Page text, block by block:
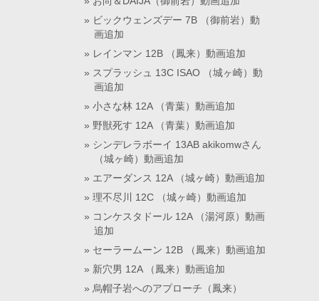
ビックウェンズデー 7B （御前岩）動
画追加
レインマン 12B （鳳来）動画追加
スプラッシュ 13C ISAO （城ヶ崎）動
画追加
小さな林 12A （青葉）動画追加
野獣死す 12A （青葉）動画追加
シンデレラボーイ 13AB akikomwさん
（城ヶ崎）動画追加
エアーダンス 12A （城ヶ崎）動画追加
理不尽川 12C （城ヶ崎）動画追加
コンケスタドール 12A （湯河原）動画
追加
セーラームーン 12B （鳳来）動画追加
新穴男 12A （鳳来）動画追加
烏帽子岩へのアプローチ（鳳来）